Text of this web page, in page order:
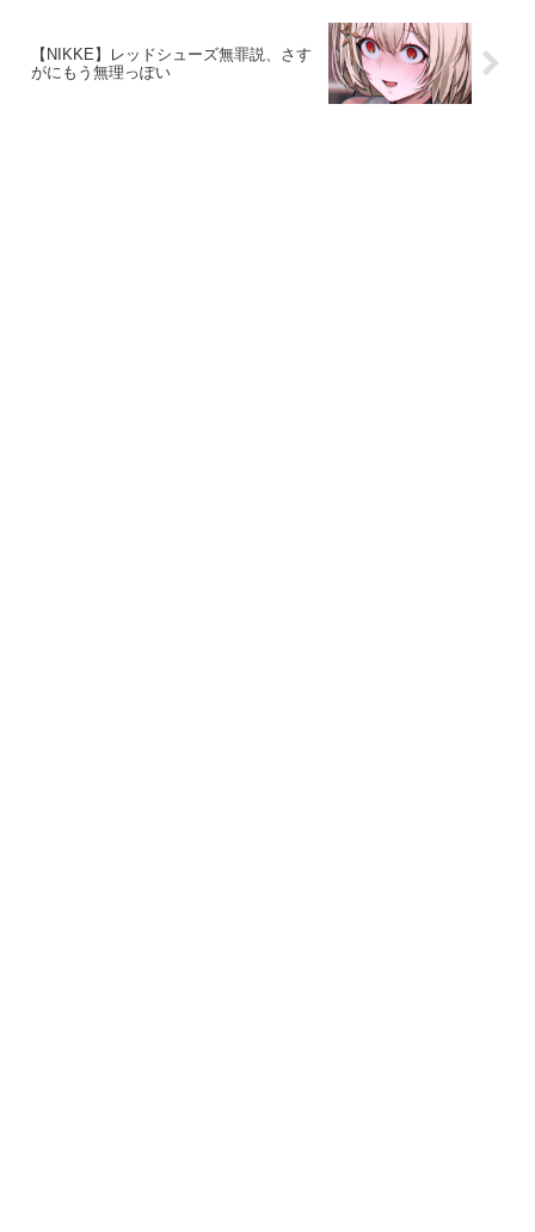
【NIKKE】レッドシューズ無罪説、さす
がにもう無理っぽい